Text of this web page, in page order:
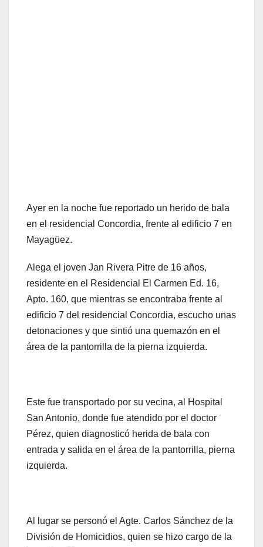
Ayer en la noche fue reportado un herido de bala
en el residencial Concordia, frente al edificio 7 en
Mayagüez.
Alega el joven Jan Rivera Pitre de 16 años,
residente en el Residencial El Carmen Ed. 16,
Apto. 160, que mientras se encontraba frente al
edificio 7 del residencial Concordia, escucho unas
detonaciones y que sintió una quemazón en el
área de la pantorrilla de la pierna izquierda.
Este fue transportado por su vecina, al Hospital
San Antonio, donde fue atendido por el doctor
Pérez, quien diagnosticó herida de bala con
entrada y salida en el área de la pantorrilla, pierna
izquierda.
Al lugar se personó el Agte. Carlos Sánchez de la
División de Homicidios, quien se hizo cargo de la